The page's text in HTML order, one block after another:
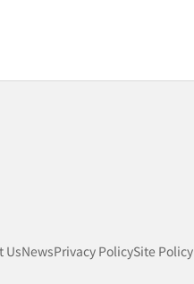
UsNewsPrivacy PolicySite Policy